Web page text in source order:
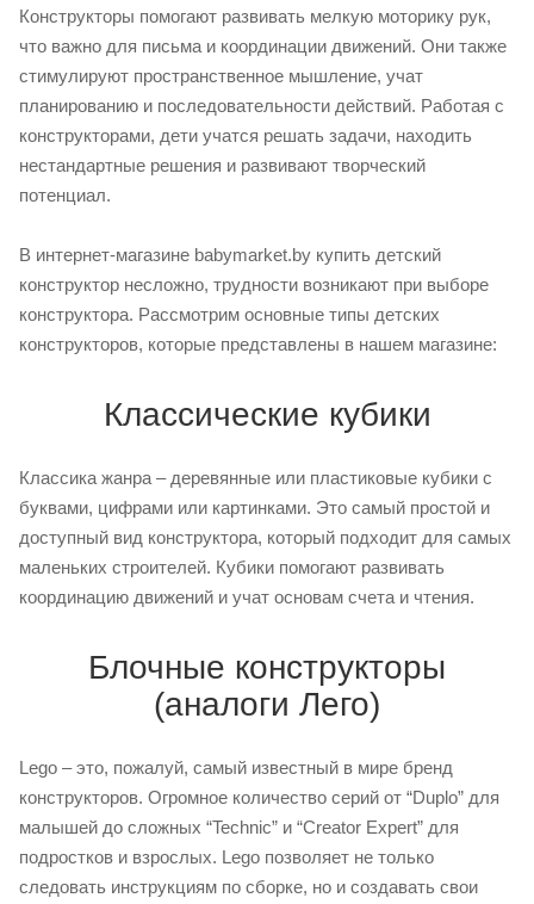
Конструкторы помогают развивать мелкую моторику рук,
что важно для письма и координации движений. Они также
стимулируют пространственное мышление, учат
планированию и последовательности действий. Работая с
конструкторами, дети учатся решать задачи, находить
нестандартные решения и развивают творческий
потенциал.
В интернет-магазине babymarket.by купить детский
конструктор несложно, трудности возникают при выборе
конструктора. Рассмотрим основные типы детских
конструкторов, которые представлены в нашем магазине:
Классические кубики
Классика жанра – деревянные или пластиковые кубики с
буквами, цифрами или картинками. Это самый простой и
доступный вид конструктора, который подходит для самых
маленьких строителей. Кубики помогают развивать
координацию движений и учат основам счета и чтения.
Блочные конструкторы
(аналоги Лего)
Lego – это, пожалуй, самый известный в мире бренд
конструкторов. Огромное количество серий от “Duplo” для
малышей до сложных “Technic” и “Creator Expert” для
подростков и взрослых. Lego позволяет не только
следовать инструкциям по сборке, но и создавать свои